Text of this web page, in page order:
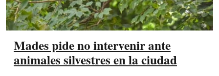
Mades pide no intervenir ante
animales silvestres en la ciudad